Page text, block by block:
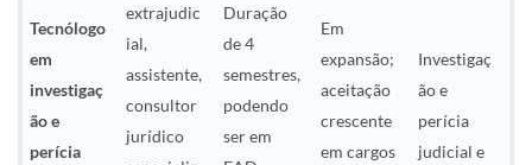
Tecnólogo
em
investigaç
ão e
perícia
extrajudic
ial,
assistente,
consultor
jurídico
Duração
de 4
semestres,
podendo
ser em
Em
expansão;
aceitação
crescente
em cargos
Investigaç
ão e
perícia
judicial e